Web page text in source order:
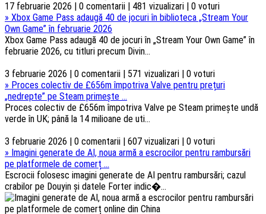
17 februarie 2026 | 0 comentarii | 481 vizualizari | 0 voturi
» Xbox Game Pass adaugă 40 de jocuri în biblioteca „Stream Your
Own Game” în februarie 2026
Xbox Game Pass adaugă 40 de jocuri în „Stream Your Own Game” în
februarie 2026, cu titluri precum Divin...
3 februarie 2026 | 0 comentarii | 571 vizualizari | 0 voturi
» Proces colectiv de £656m împotriva Valve pentru prețuri
„nedrepte” pe Steam primește ...
Proces colectiv de £656m împotriva Valve pe Steam primește undă
verde în UK; până la 14 milioane de uti...
3 februarie 2026 | 0 comentarii | 607 vizualizari | 0 voturi
» Imagini generate de AI, noua armă a escrocilor pentru rambursări
pe platformele de comerț ...
Escrocii folosesc imagini generate de AI pentru rambursări; cazul
crabilor pe Douyin și datele Forter indic�...